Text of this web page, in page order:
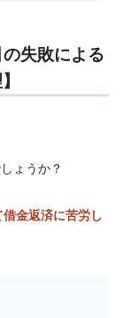
失敗による
ょうか？
金返済に苦労し